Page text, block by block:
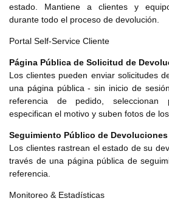
estado. Mantiene a clientes y
durante todo el proceso de devolución.
Portal Self-Service Cliente
Página Pública de Solicitud de
Los clientes pueden enviar solicitudes
una página pública - sin inicio de
referencia de pedido, seleccionan
especifican el motivo y suben fotos de
Seguimiento Público de Devoluciones
Los clientes rastrean el estado de su
través de una página pública de
referencia.
Monitoreo & Estadísticas